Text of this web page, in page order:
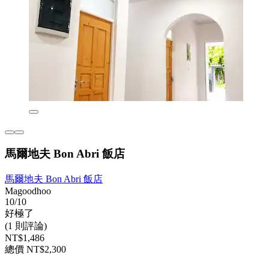
馬爾地夫 Bon Abri 飯店
馬爾地夫 Bon Abri 飯店
Magoodhoo
10/10
好極了
(1 則評論)
NT$1,486
總價 NT$2,300